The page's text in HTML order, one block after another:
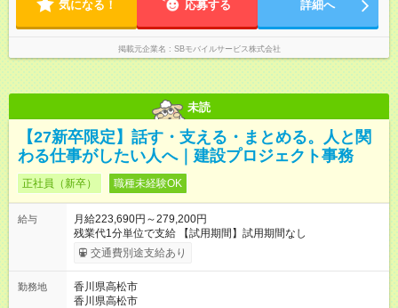
気になる！ 応募する 詳細へ
掲載元企業名 SBモバイルサービス株式会社
未読
【27新卒限定】話す・支える・まとめる。人と関
わる仕事がしたい人へ｜建設プロジェクト事務
正社員（新卒） 職種未経験OK
給与
月給223,690円～279,200円
残業代1分単位で支給 【試用期間】試用期間なし
交通費別途支給あり
勤務地
香川県高松市
香川県高松市